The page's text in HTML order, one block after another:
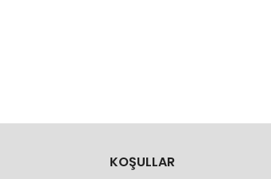
KOŞULLAR